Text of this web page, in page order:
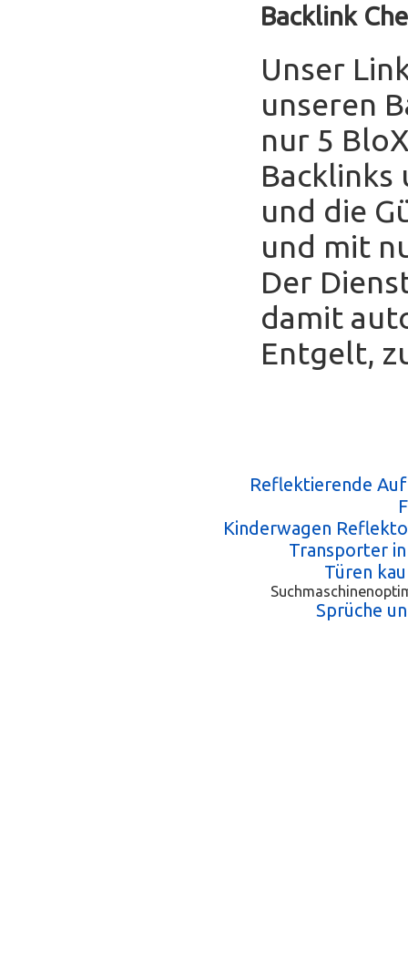
Backlink
Unser
unseren
nur 5
und die
und mit
Der
damit
Entgelt,
Reflektierende
Kinderwagen
Transporter
Türen
Sprüche